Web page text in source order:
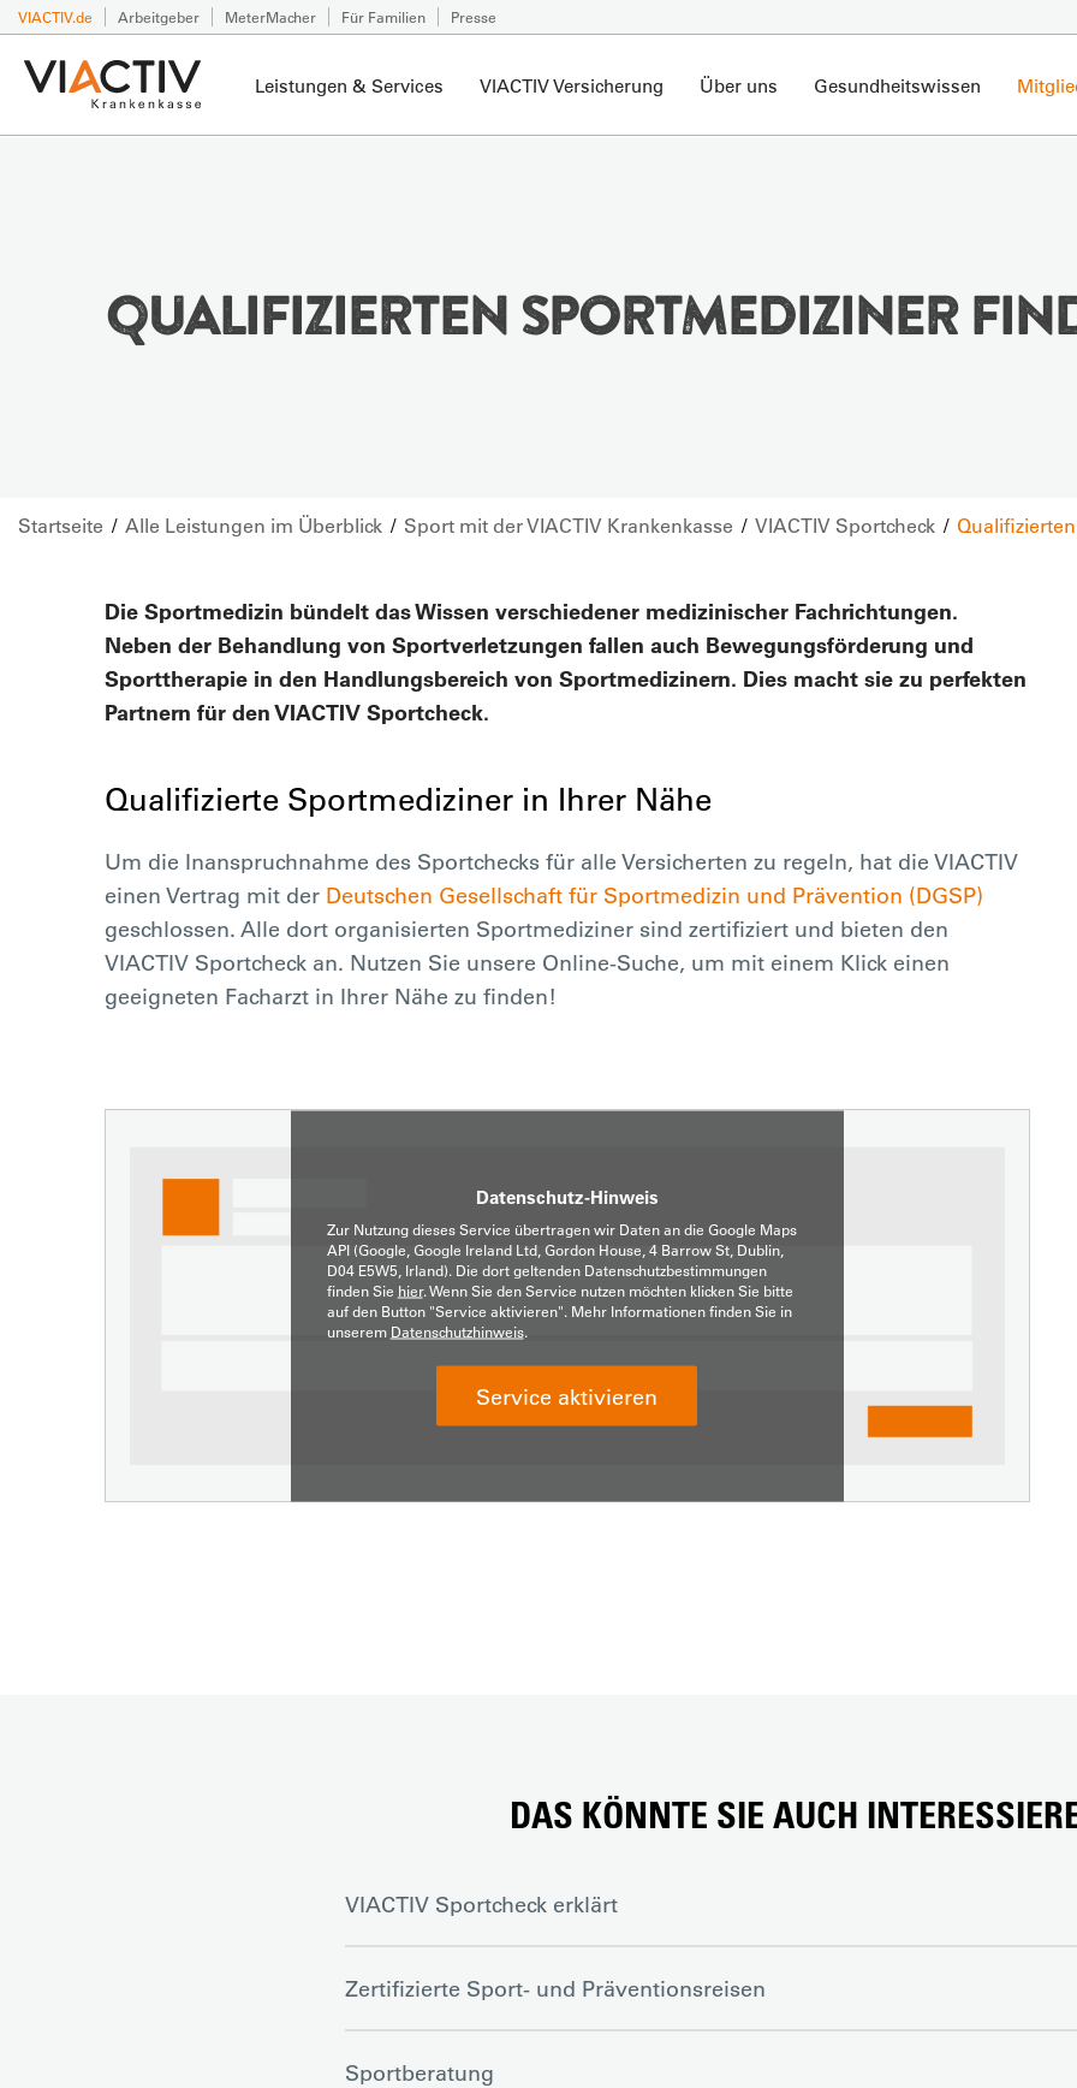
VIACTIV.de Arbeitgeber MeterMacher Für Familien Presse
Leistungen & Services VIACTIV Versicherung Über uns Gesundheitswissen
QUALIFIZIERTEN SPORTMEDIZINER
Startseite Alle Leistungen im Überblick Sport mit der VIACTIV Krankenkasse VIACTIV Sportcheck
Die Sportmedizin bündelt das Wissen verschiedener medizinischer Fachrichtungen.
Neben der Behandlung von Sportverletzungen fallen auch Bewegungsförderung und
Sporttherapie in den Handlungsbereich von Sportmedizinern. Dies macht sie zu perfekten
Partnern für den VIACTIV Sportcheck.
Qualifizierte Sportmediziner in Ihrer Nähe
Um die Inanspruchnahme des Sportchecks für alle Versicherten zu regeln, hat die VIACTIV
einen Vertrag mit der Deutschen Gesellschaft für Sportmedizin und Prävention (DGSP)
geschlossen. Alle dort organisierten Sportmediziner sind zertifiziert und bieten den
VIACTIV Sportcheck an. Nutzen Sie unsere Online-Suche, um mit einem Klick einen
geeigneten Facharzt in Ihrer Nähe zu finden!
Datenschutz-Hinweis
Zur Nutzung dieses Service übertragen wir Daten an die Google Maps
API (Google, Google Ireland Ltd, Gordon House, 4 Barrow St, Dublin,
D04 E5W5, Irland). Die dort geltenden Datenschutzbestimmungen
finden Sie hier. Wenn Sie den Service nutzen möchten klicken Sie bitte
auf den Button "Service aktivieren". Mehr Informationen finden Sie in
unserem Datenschutzhinweis.
Service aktivieren
DAS KÖNNTE SIE AUCH
VIACTIV Sportcheck erklärt
Zertifizierte Sport- und Präventionsreisen
Sportberatung